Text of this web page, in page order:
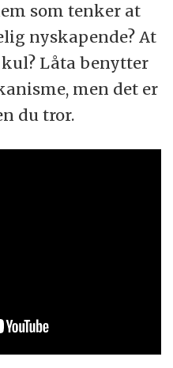
som tenker at
nyskapende? At
Låta benytter
men det er
du tror.